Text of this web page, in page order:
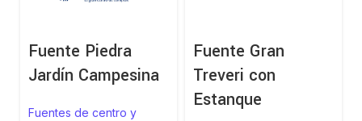
Fuente Piedra
Jardín Campesina
Fuentes de centro y
Fuente Gran
Treveri con
Estanque